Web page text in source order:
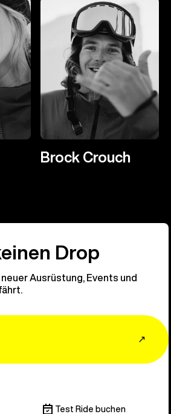
Brock Crouch
Drop
Ausrüstung, Events und
↗
Test Ride buchen